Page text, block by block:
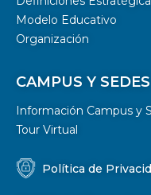
Modelo Educativo
Organización
CAMPUS Y SEDES
Información Campus y
Tour Virtual
Política de